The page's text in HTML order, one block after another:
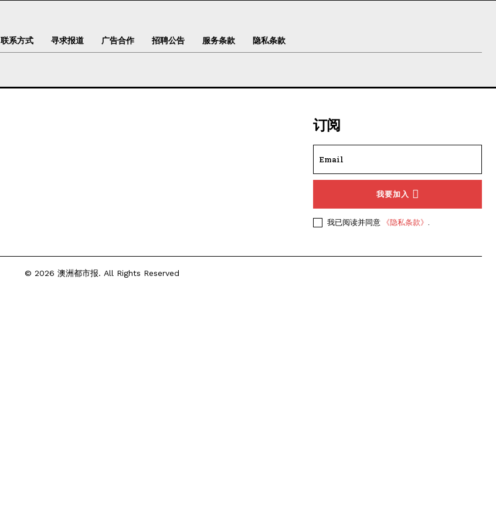
联系方式 寻求报道 广告合作 招聘公告 服务条款 隐私条款
订阅
我要加入
我已阅读并同意 《隐私条款》 .
© 2026 澳洲都市报. All Rights Reserved